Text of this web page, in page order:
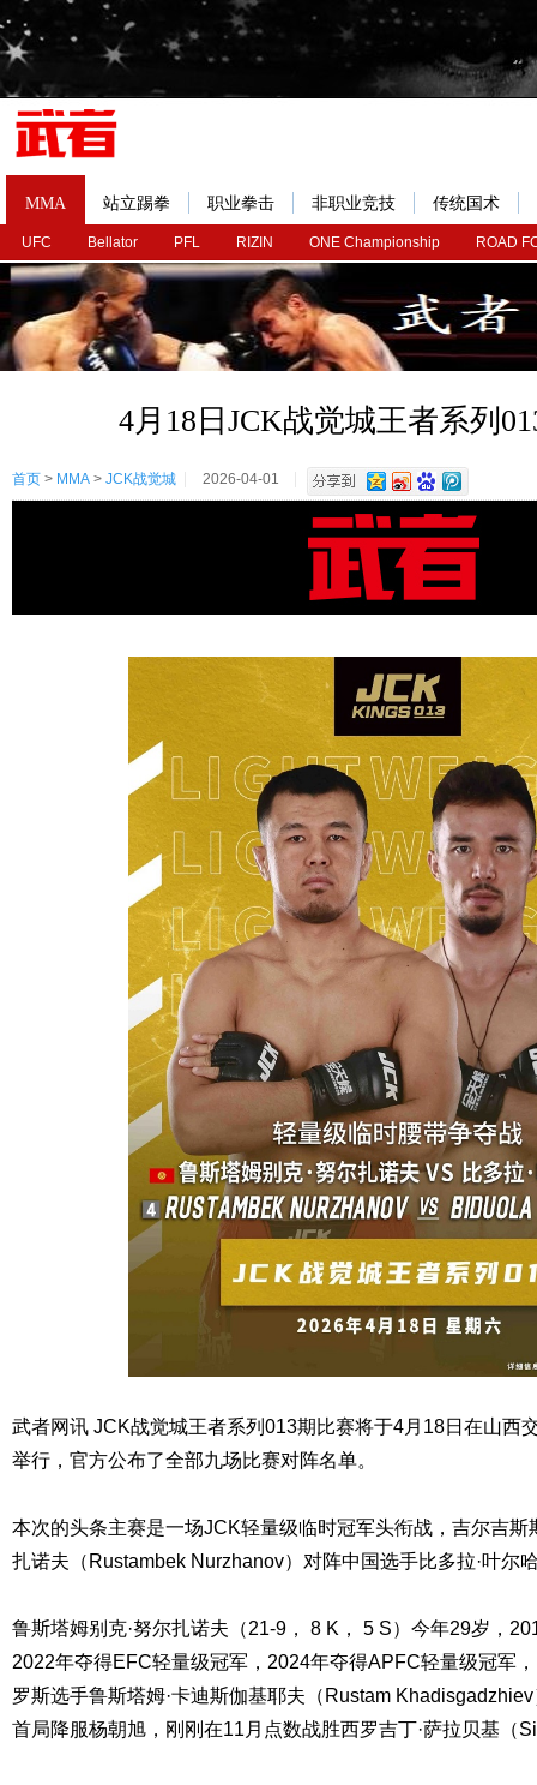
MMA
UFC Bellator PFL RIZIN ONE Championship ROAD
站立踢拳 职业拳击 非职业竞技 传统国术
4月18日JCK战觉城王者系列
首页 > MMA > JCK战觉城 2026-04-01
武者网讯 JCK战觉城王者系列013期比赛将于4月18日在山西
举行，官方公布了全部九场比赛对阵名单。
本次的头条主赛是一场JCK轻量级临时冠军头衔战，吉尔吉斯
扎诺夫（Rustambek Nurzhanov）对阵中国选手比多拉·叶尔
鲁斯塔姆别克·努尔扎诺夫（21-9， 8 K， 5 S）今年29岁，
2022年夺得EFC轻量级冠军，2024年夺得APFC轻量级冠军
罗斯选手鲁斯塔姆·卡迪斯伽基耶夫（Rustam
首局降服杨朝旭，刚刚在11月点数战胜西罗吉丁·萨拉贝基（